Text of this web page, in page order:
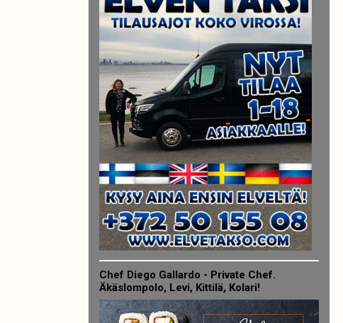
Chef Diego Gallardo - Private Chef.
Äkäslompolo, Levi, Kittilä, Kolari!